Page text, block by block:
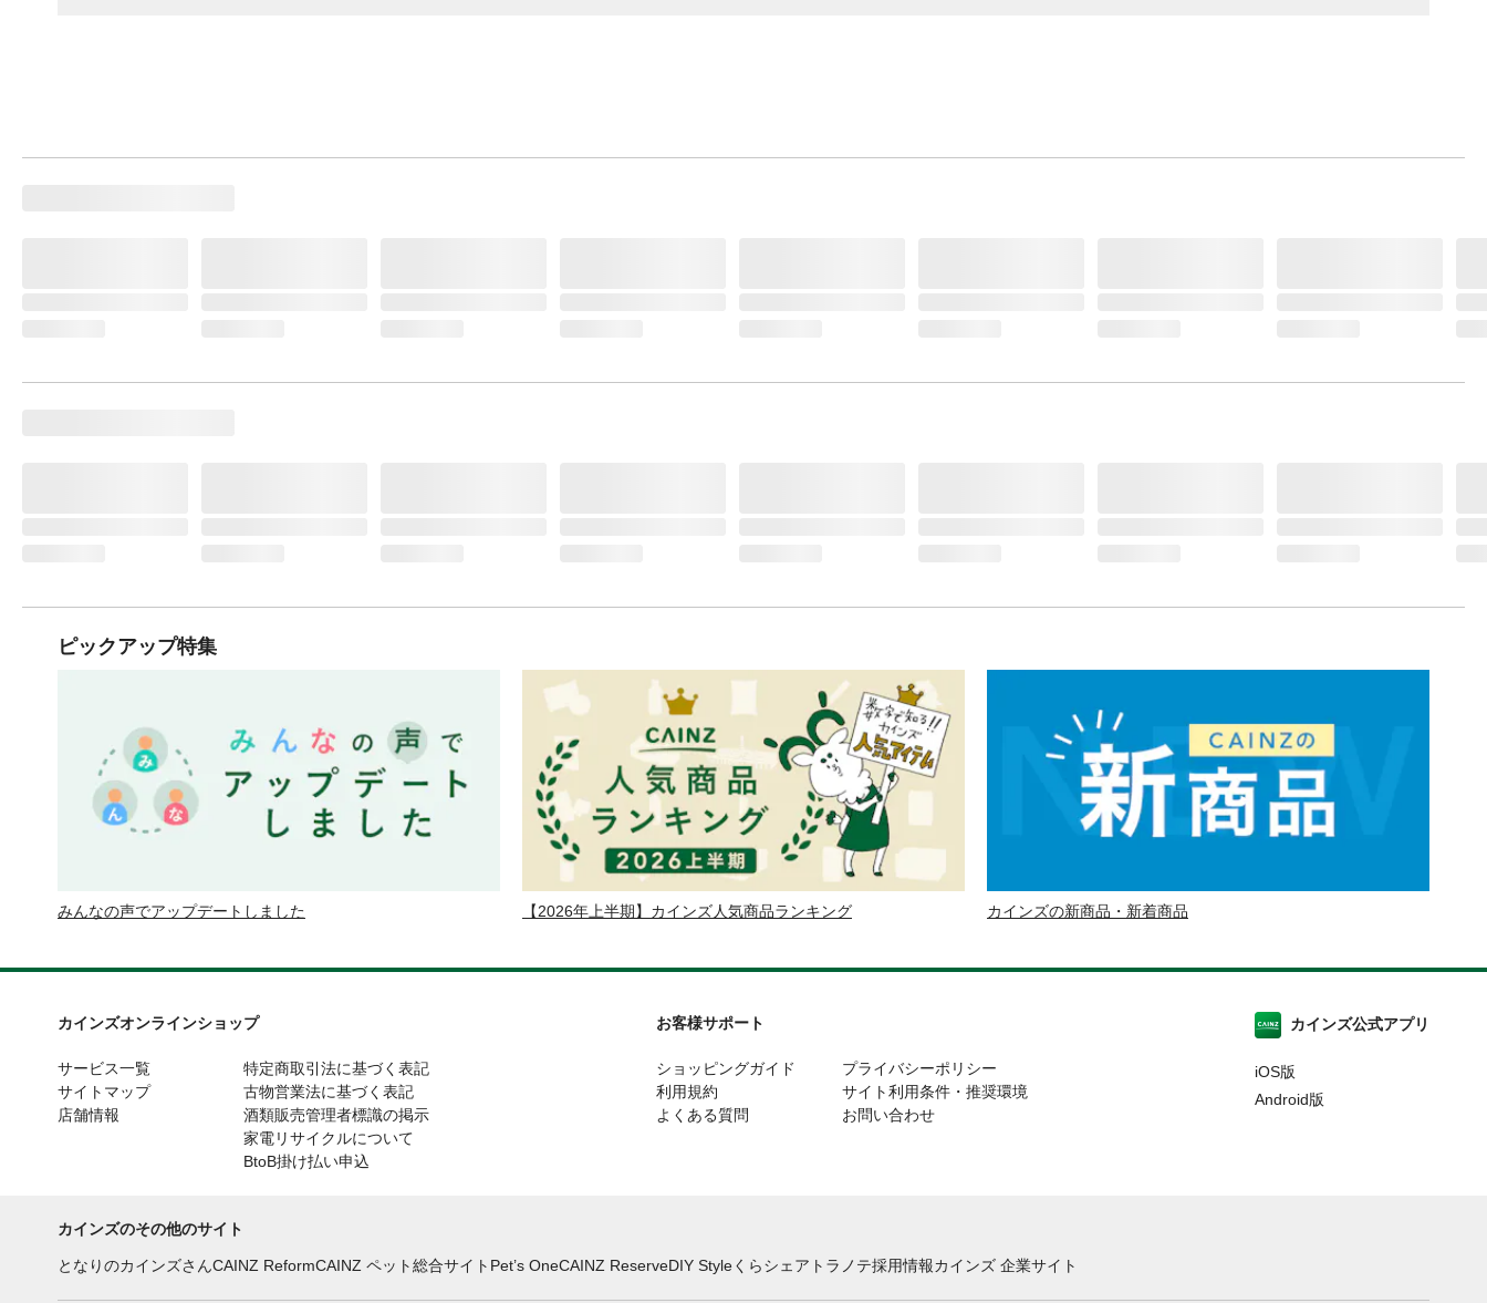
ピックアップ特集
みんなの声でアップデートしました 【2026年上半期】カインズ人気商品ランキング カインズの新商品・新着商品
カインズオンラインショップ
サービス一覧
サイトマップ
店舗情報
特定商取引法に基づく表記
古物営業法に基づく表記
酒類販売管理者標識の掲示
家電リサイクルについて
BtoB掛け払い申込
お客様サポート
ショッピングガイド
利用規約
よくある質問
プライバシーポリシー
サイト利用条件・推奨環境
お問い合わせ
カインズ公式アプリ
iOS版
Android版
カインズのその他のサイト
となりのカインズさんCAINZ ReformCAINZ ペット総合サイト Pet’s OneCAINZ ReserveDIY Styleくらシェア トラノテ採用情報カインズ 企業サイト